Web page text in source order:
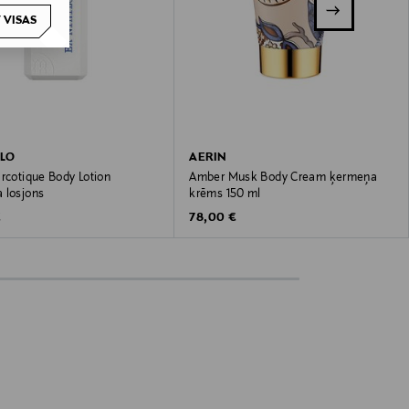
VISAS
Body Lotion
losjons
AERIN
Amber Musk Body Cream ķermeņa
krēms 150 ml
Original Price
78,00 €